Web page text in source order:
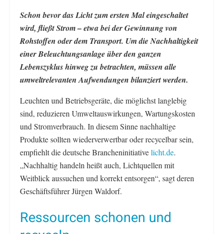
Schon bevor das Licht zum ersten Mal eingeschaltet
wird, fließt Strom – etwa bei der Gewinnung von
Rohstoffen oder dem Transport. Um die Nachhaltigkeit
einer Beleuchtungsanlage über den ganzen
Lebenszyklus hinweg zu betrachten, müssen alle
umweltrelevanten Aufwendungen bilanziert werden.
Leuchten und Betriebsgeräte, die möglichst langlebig
sind, reduzieren Umweltauswirkungen, Wartungskosten
und Stromverbrauch. In diesem Sinne nachhaltige
Produkte sollten wiederverwertbar oder recycelbar sein,
empfiehlt die deutsche Brancheninitiativelicht.de.
„Nachhaltig handeln heißt auch, Lichtquellen mit
Weitblick aussuchen und korrekt entsorgen“, sagt deren
Geschäftsführer Jürgen Waldorf.
Ressourcen schonen und